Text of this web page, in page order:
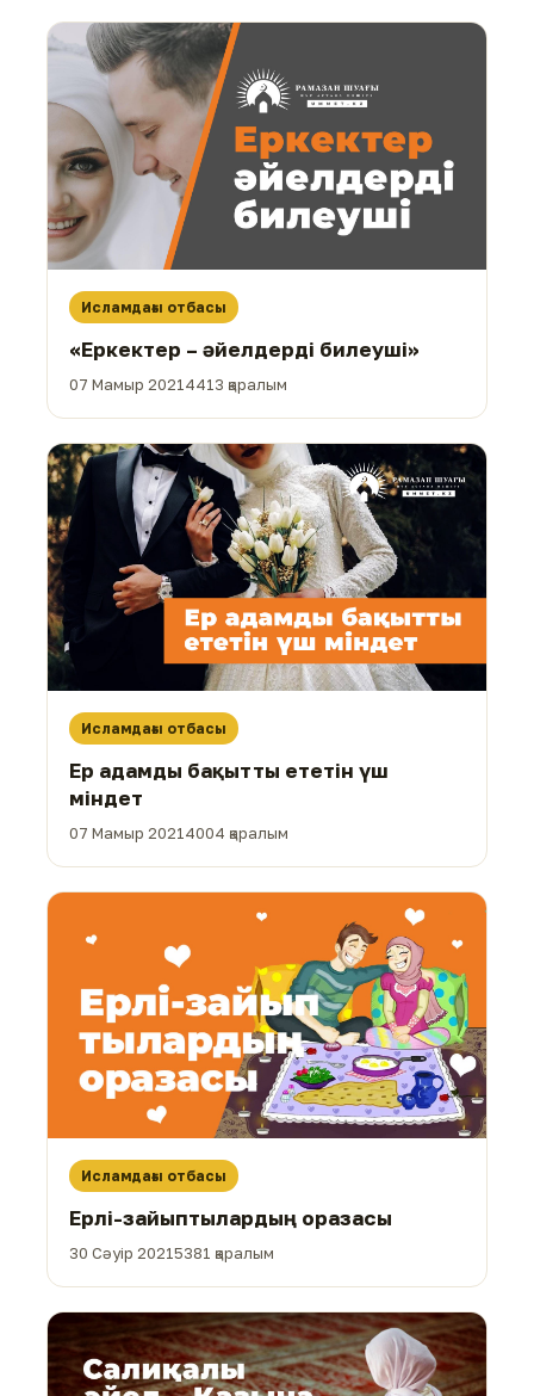
Исламдағы отбасы
«Еркектер – әйелдерді билеуші»
07 Мамыр 2021 4413 қаралым
Исламдағы отбасы
Ер адамды бақытты ететін үш
міндет
07 Мамыр 2021 4004 қаралым
Исламдағы отбасы
Ерлі-зайыптылардың оразасы
30 Сәуір 20215381 қаралым